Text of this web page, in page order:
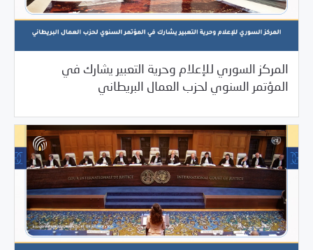
المركز السوري للإعلام وحرية التعبير يشارك في
المؤتمر السنوي لحزب العمال البريطاني
10/13/2023
2023
/بيانات المركز